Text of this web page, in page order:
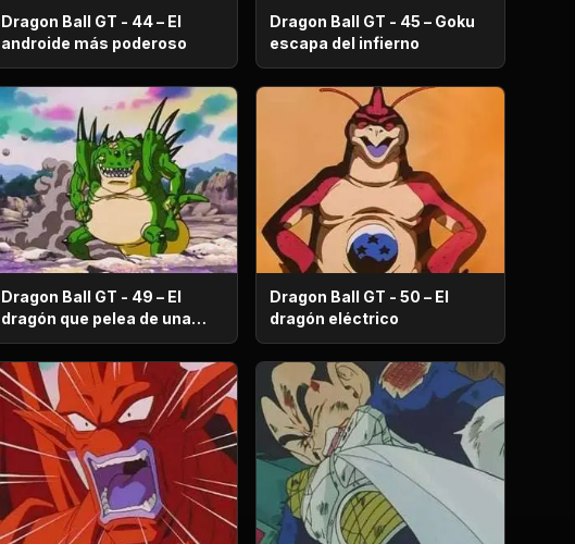
Dragon Ball GT - 44 – El
androide más poderoso
Dragon Ball GT - 45 – Goku
escapa del infierno
Dragon Ball GT - 49 – El
dragón que pelea de una
manera diferente
Dragon Ball GT - 50 – El
dragón eléctrico